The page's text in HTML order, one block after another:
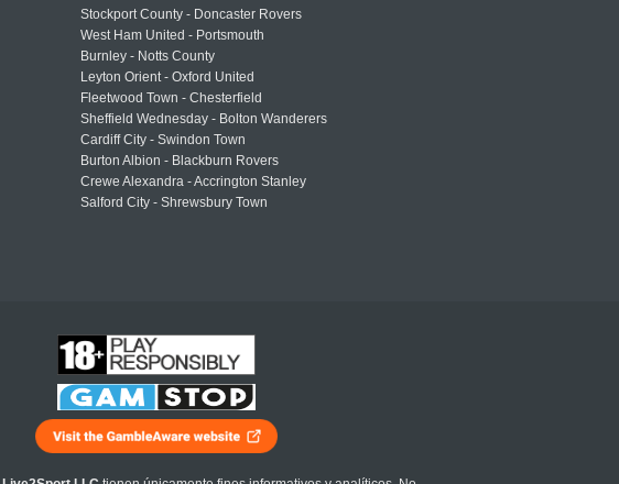
Stockport County - Doncaster Rovers
West Ham United - Portsmouth
Burnley - Notts County
Leyton Orient - Oxford United
Fleetwood Town - Chesterfield
Sheffield Wednesday - Bolton Wanderers
Cardiff City - Swindon Town
Burton Albion - Blackburn Rovers
Crewe Alexandra - Accrington Stanley
Salford City - Shrewsbury Town